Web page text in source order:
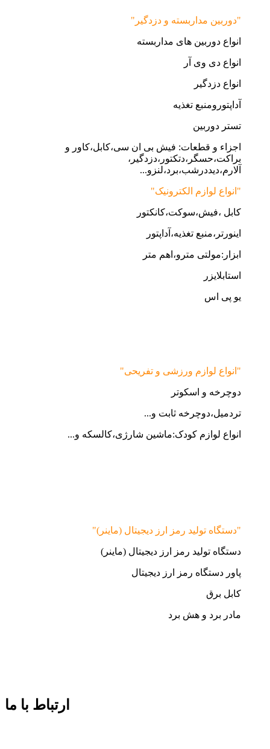
"دوربین مداربسته و دزدگیر"
انواع دوربین های مداربسته
انواع دی وی آر
انواع دزدگیر
آداپتورومنبع تغذیه
تستر دوربین
اجزاء و قطعات: فیش بی ان سی،کابل،کاور و
براکت،حسگر،دتکتور،دزدگیر،
آلارم،دیددرشب،برد،لنزو...
"انواع لوازم الکترونیک"
کابل ،فیش،سوکت،کانکتور
اینورتر،منبع تغذیه،آداپتور
ابزار:مولتی مترو،اهم متر
استابلایزر
یو پی اس
"انواع لوازم ورزشی و تفریحی"
دوچرخه و اسکوتر
تردمیل،دوچرخه ثابت و...
انواع لوازم کودک:ماشین شارژی،کالسکه و...
"دستگاه تولید رمز ارز دیجیتال (ماینر)"
دستگاه تولید رمز ارز دیجیتال (ماینر)
پاور دستگاه رمز ارز دیجیتال
کابل برق
مادر برد و هش برد
ارتباط با ما